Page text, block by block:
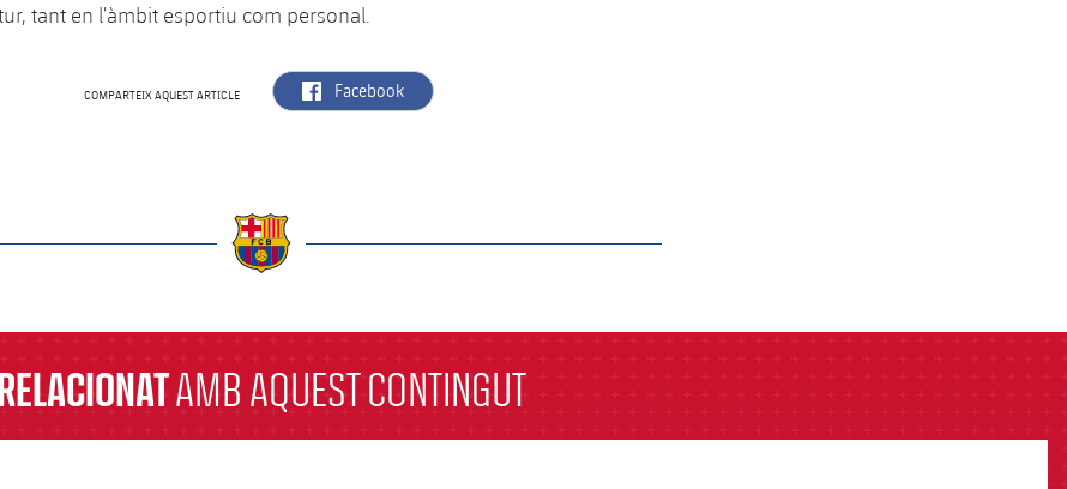
tant en l’àmbit esportiu com personal.
COMPARTEIX AQUEST ARTICLE label.aria.facebook
Facebook
RELACIONATAMB AQUEST CONTINGUT